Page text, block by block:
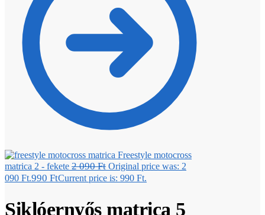
Freestyle motocross
matrica 2 - fekete 2 090Ft Original price was: 2
090 Ft.990 FtCurrent price is: 990 Ft.
Siklóernyős matrica 5